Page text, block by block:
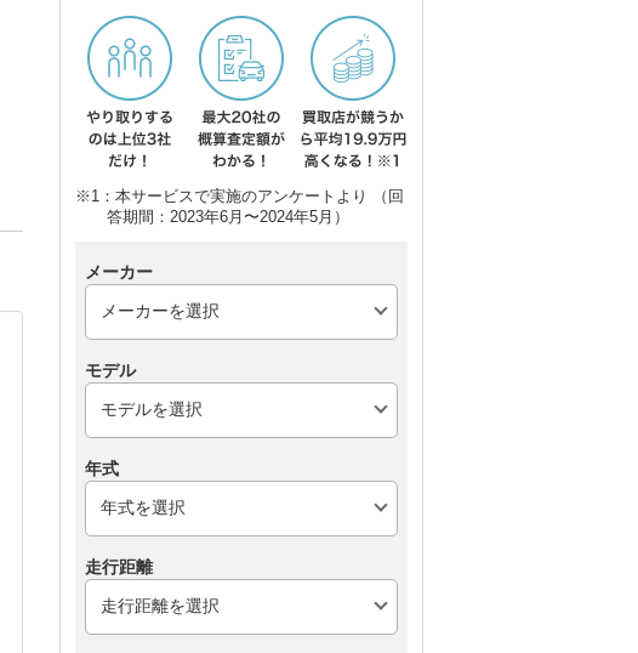
※1：本サービスで実施のアンケートより （回
答期間：2023年6月〜2024年5月）
メーカー
モデル
年式
走行距離